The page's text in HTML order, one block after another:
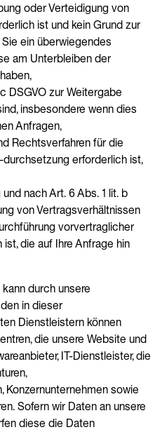
oder Verteidigung von
ist und kein Grund zur
ein überwiegendes
am Unterbleiben der
DSGVO zur Weitergabe
insbesondere wenn dies
Anfragen,
Rechtsverfahren für die
erforderlich ist,
nach Art. 6 Abs. 1 lit. b
von Vertragsverhältnissen
vorvertraglicher
die auf Ihre Anfrage hin
durch unsere
in dieser
Dienstleistern können
die unsere Website und
IT-Dienstleister, die
Konzernunternehmen sowie
Sofern wir Daten an unsere
diese die Daten